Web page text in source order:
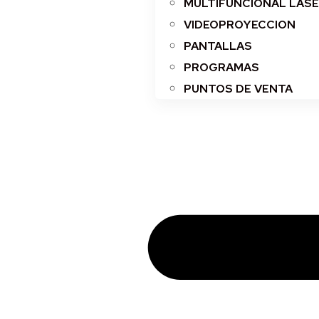
MULTIFUNCIONAL
VIDEOPROYECCION
PANTALLAS
PROGRAMAS
PUNTOS DE VENTA